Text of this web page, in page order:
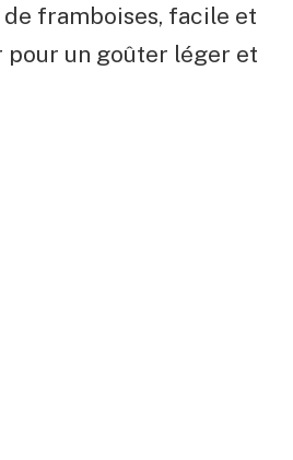
framboises, facile et
pour un goûter léger et